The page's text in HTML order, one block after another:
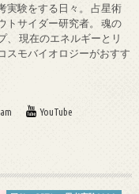
実験をする日々。 占星術
トサイダー研究者。 魂の
、 現在のエネルギーとリ
スモバイオロジーがおすす
YouTube